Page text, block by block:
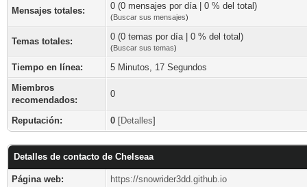
Mensajes totales: 0 (0 mensajes por día | 0 % del total)
(Buscar sus mensajes)
Temas totales: 0 (0 temas por día | 0 % del total)
(Buscar sus temas)
Tiempo en línea:
5 Minutos, 17 Segundos
Miembros
recomendados:
0
Reputación: 0 [Detalles]
Detalles de contacto de Chelseaa
Página web: https://snowrider3dd.github.io